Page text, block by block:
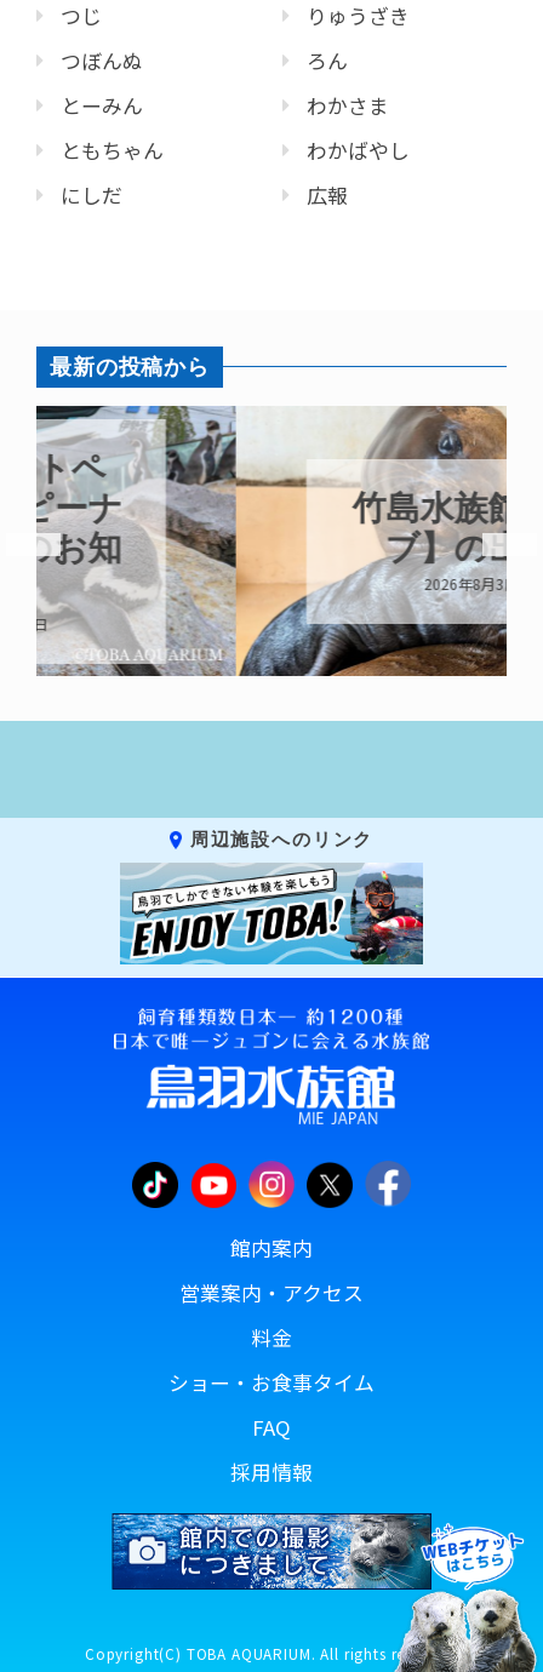
つじ
つぼんぬ
とーみん
ともちゃん
にしだ
りゅうざき
ろん
わかさま
わかばやし
広報
最新の投稿から
竹島水族館【ラ
ブ】の出産
2026年8月3日
周辺施設へのリンク
館内案内
営業案内・アクセス
料金
ショー・お食事タイム
FAQ
採用情報
Copyright(C) TOBA AQUARIUM. All rights reserved.